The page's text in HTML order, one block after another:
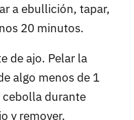
a ebullición, tapar,
20 minutos.
de ajo. Pelar la
algo menos de 1
cebolla durante
y remover.